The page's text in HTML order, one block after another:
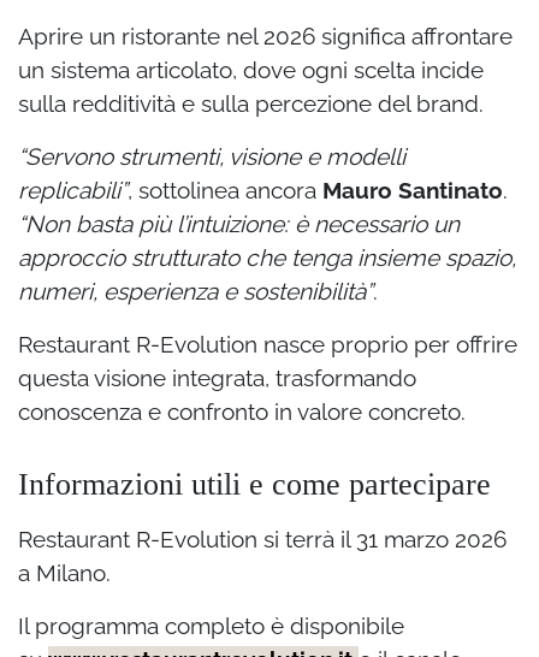
Aprire un ristorante nel 2026 significa affrontare
un sistema articolato, dove ogni scelta incide
sulla redditività e sulla percezione del brand.
“Servono strumenti, visione e modelli
replicabili”, sottolinea ancora Mauro Santinato.
“Non basta più l’intuizione: è necessario un
approccio strutturato che tenga insieme spazio,
numeri, esperienza e sostenibilità”.
Restaurant R-Evolution nasce proprio per offrire
questa visione integrata, trasformando
conoscenza e confronto in valore concreto.
Informazioni utili e come partecipare
Restaurant R-Evolution si terrà il 31 marzo 2026
a Milano.
Il programma completo è disponibile